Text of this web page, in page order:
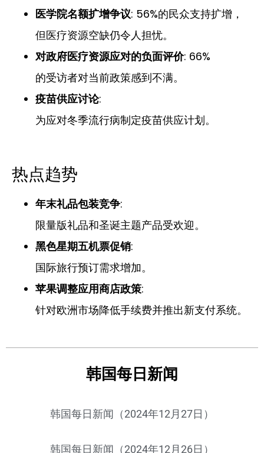
医学院名额扩增争议: 56%的民众支持扩增，
但医疗资源空缺仍令人担忧。
对政府医疗资源应对的负面评价: 66%
的受访者对当前政策感到不满。
疫苗供应讨论:
为应对冬季流行病制定疫苗供应计划。
热点趋势
年末礼品包装竞争:
限量版礼品和圣诞主题产品受欢迎。
黑色星期五机票促销:
国际旅行预订需求增加。
苹果调整应用商店政策:
针对欧洲市场降低手续费并推出新支付系统。
韩国每日新闻
韩国每日新闻（2024年12月27日）
韩国每日新闻（2024年12月26日）